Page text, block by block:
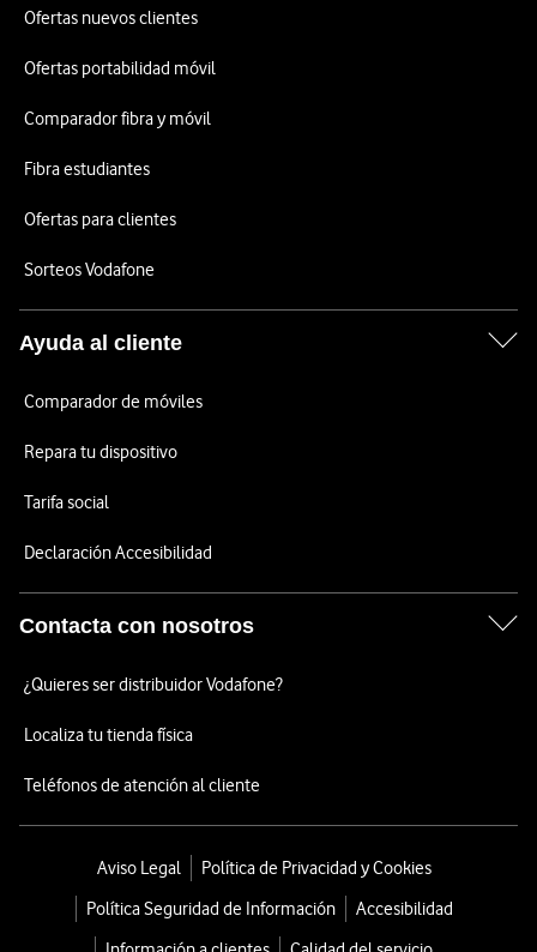
Ofertas nuevos clientes
Ofertas portabilidad móvil
Comparador fibra y móvil
Fibra estudiantes
Ofertas para clientes
Sorteos Vodafone
Ayuda al cliente
Comparador de móviles
Repara tu dispositivo
Tarifa social
Declaración Accesibilidad
Contacta con nosotros
¿Quieres ser distribuidor Vodafone?
Localiza tu tienda física
Teléfonos de atención al cliente
Aviso Legal
Política de Privacidad y Cookies
Política Seguridad de Información
Accesibilidad